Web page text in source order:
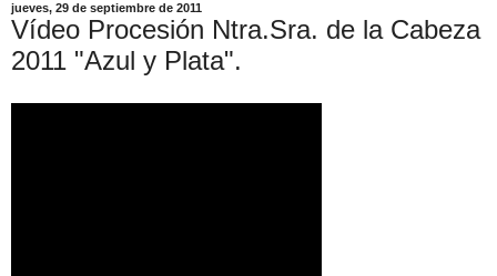
jueves, 29 de septiembre de 2011
Vídeo Procesión Ntra.Sra. de la Cabeza
2011 "Azul y Plata".